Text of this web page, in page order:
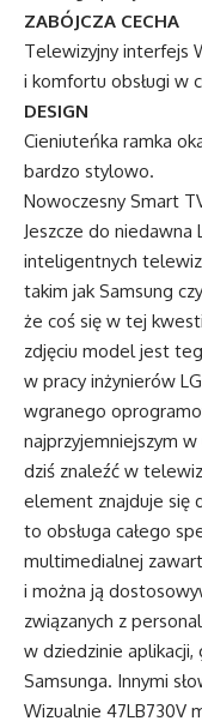
ZABÓJCZA CECHA
Telewizyjny interfejs
i komfortu obsługi w
DESIGN
Cieniuteńka ramka
bardzo stylowo.
Nowoczesny Smart
Jeszcze do niedawna
inteligentnych
takim jak Samsung
że coś się w tej
zdjęciu model jest
w pracy inżynierów
wgranego
najprzyjemniejszym
dziś znaleźć w
element znajduje się
to obsługa całego
multimedialnej
i można ją
związanych z
w dziedzinie
Samsunga. Innymi
Wizualnie 47LB730V